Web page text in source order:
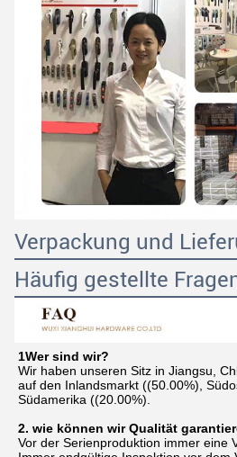
Verpackung und
Häufig gestellte
1Wer sind wir?
Wir haben unseren Sitz in Jiangsu,
auf den Inlandsmarkt ((50.00%),
Südamerika ((20.00%).
2. wie können wir Qualität
Vor der Serienproduktion immer eine